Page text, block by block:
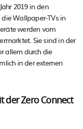
2019 in den
Wallpaper-TVs in
werden vom
Sie sind in der
allem durch die
in der externen
der Zero Connect